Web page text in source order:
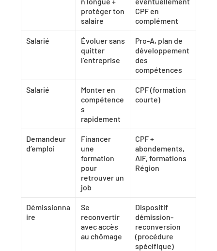
protéger ton
salaire
CPF en
complément
Salarié
Évoluer sans
quitter
l’entreprise
Pro-A, plan de
développement
des
compétences
Salarié
Monter en
compétence
s
rapidement
CPF (formation
courte)
Demandeur
d’emploi
Financer
une
formation
pour
retrouver un
job
CPF +
abondements,
AIF, formations
Région
Démissionna
ire
Se
reconvertir
avec accès
au chômage
Dispositif
démission-
reconversion
(procédure
spécifique)